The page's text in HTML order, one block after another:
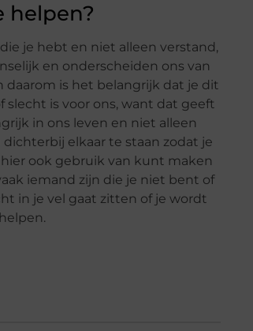
helpen?
je hebt en niet alleen verstand,
en onderscheiden ons van
is het belangrijk dat je dit
is voor ons, want dat geeft
in ons leven en niet alleen
elkaar te staan zodat je
ook gebruik van kunt maken
iemand zijn die je niet bent of
in je vel gaat zitten of je wordt